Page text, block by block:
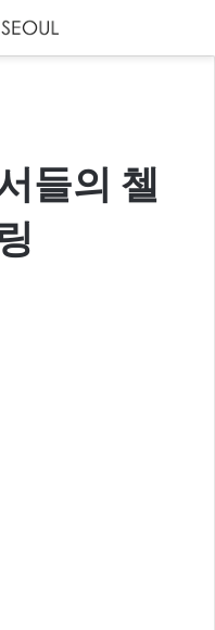
들의 첼